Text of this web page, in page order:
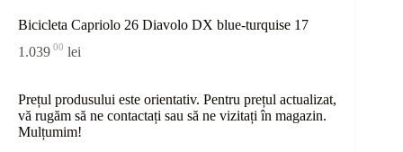
Bicicleta Capriolo 26 Diavolo DX blue-turquise 17
1.039 00 lei
Prețul produsului este orientativ. Pentru prețul actualizat,
vă rugăm să ne contactați sau să ne vizitați în magazin.
Mulțumim!